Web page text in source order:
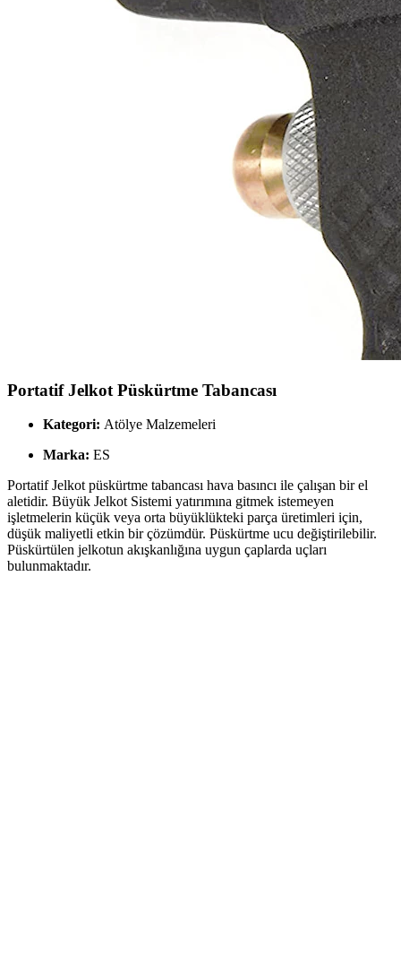
Portatif Jelkot Püskürtme Tabancası
Kategori: Atölye Malzemeleri
Marka: ES
Portatif Jelkot püskürtme tabancası hava basıncı ile çalışan bir el
aletidir. Büyük Jelkot Sistemi yatırımına gitmek istemeyen
işletmelerin küçük veya orta büyüklükteki parça üretimleri için,
düşük maliyetli etkin bir çözümdür. Püskürtme ucu değiştirilebilir.
Püskürtülen jelkotun akışkanlığına uygun çaplarda uçları
bulunmaktadır.